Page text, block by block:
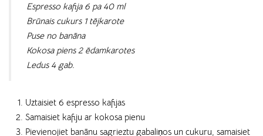
Espresso kafija 6 pa 40 ml
Brūnais cukurs 1 tējkarote
Puse no banāna
Kokosa piens 2 ēdamkarotes
Ledus 4 gab.
Uztaisiet 6 espresso kafijas
Samaisiet kafiju ar kokosa pienu
Pievienojiet banānu sagrieztu gabaliņos un cukuru, samaisiet